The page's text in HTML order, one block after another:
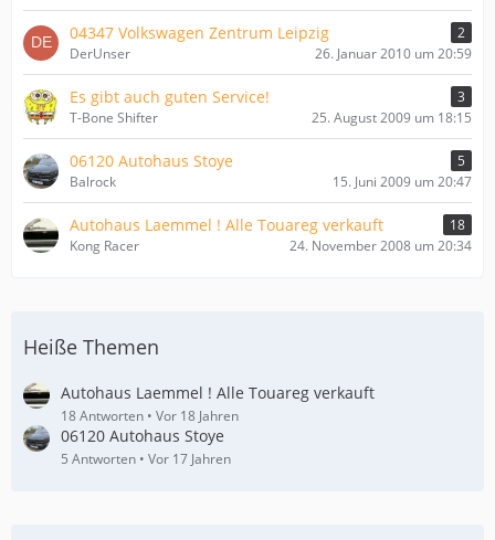
04347 Volkswagen Zentrum Leipzig
2
DerUnser
26. Januar 2010 um 20:59
Es gibt auch guten Service!
3
T-Bone Shifter
25. August 2009 um 18:15
06120 Autohaus Stoye
5
Balrock
15. Juni 2009 um 20:47
Autohaus Laemmel ! Alle Touareg verkauft
18
Kong Racer
24. November 2008 um 20:34
Heiße Themen
Autohaus Laemmel ! Alle Touareg verkauft
18 Antworten Vor 18 Jahren
06120 Autohaus Stoye
5 Antworten Vor 17 Jahren